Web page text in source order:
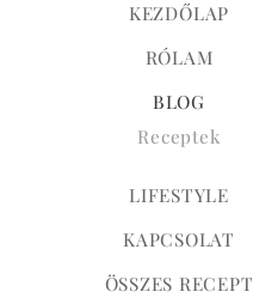
KEZDŐLAP
RÓLAM
BLOG
Receptek
LIFESTYLE
KAPCSOLAT
ÖSSZES RECEPT